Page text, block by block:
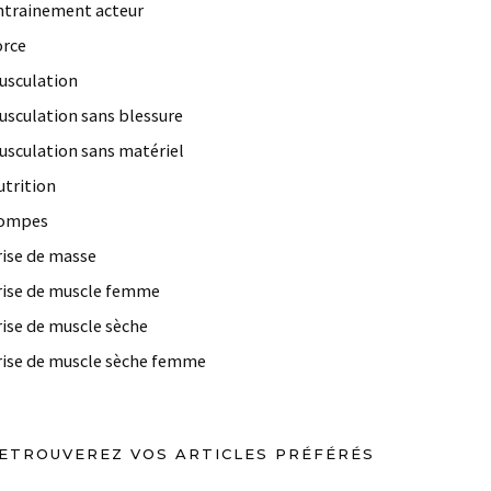
acteur
sans blessure
sans matériel
de masse
de muscle femme
de muscle sèche
de muscle sèche femme
VOS ARTICLES PRÉFÉRÉS